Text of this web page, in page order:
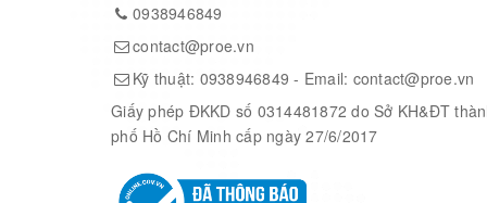
0938946849
contact@proe.vn
Kỹ thuật: 0938946849 - Email: contact@proe.vn
Giấy phép ĐKKD số 0314481872 do Sở KH&ĐT
phố Hồ Chí Minh cấp ngày 27/6/2017